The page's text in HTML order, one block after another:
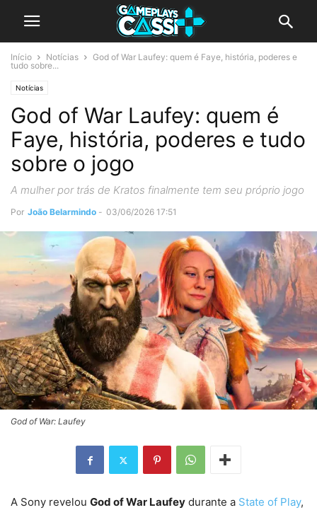
Início Notícias
God of War Laufey: quem é Faye, história, poderes e
tudo sobre...
Notícias
God of War Laufey: quem é
Faye, história, poderes e tudo
sobre o jogo
A mulher por trás de Kratos finalmente tem seu próprio jogo
Por João Belarmindo - 03/06/2026 17:51
God of War: Laufey
A Sony revelou God of War Laufey durante a State of Play,